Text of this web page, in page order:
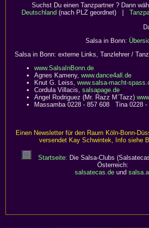
Suchst Du einen Tanzpartner ? Dann
Deutschland (nach PLZ geordnet) |
Salsa in Bonn:
Salsa in Bonn: externe Links, Tanzlehrer /
www.SalsaInBonn.de
Agnes Kameny, www.dance4all.de
Knut G. Leiss, www.salsa-macht-
Cordula Villacis, salsapage.de
Angel Rodriguez (Mr. Razz M`Tazz)
Massamba 0228 - 857 608 Tina 0228 -
Einen Newsletter für den Raum Köln-Bonn-
versendet Kay Schwintek, Info siehe
Startseite: Die Salsa-Clubs
Österreich:
salsatecas.deund